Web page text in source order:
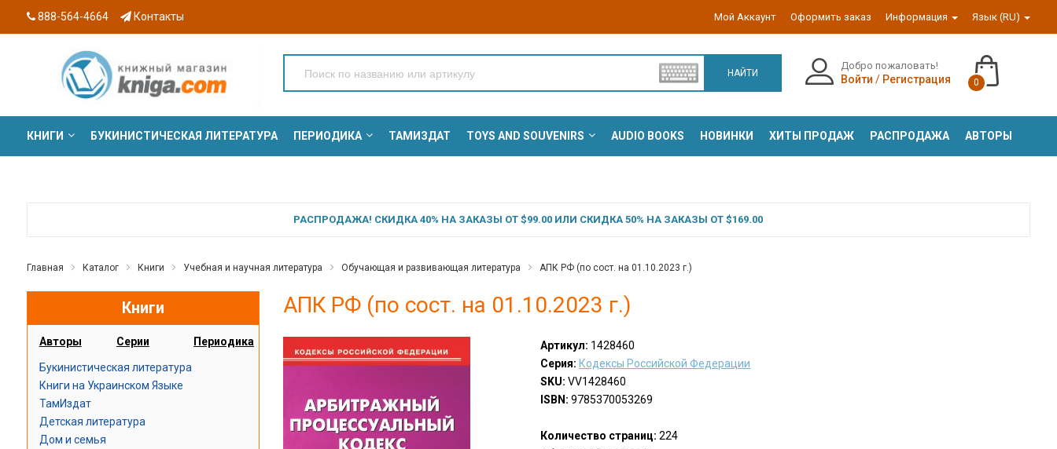
888-564-4664 Контакты Мой Аккаунт Оформить заказ Информация Язык (RU)
НАЙТИ
Добро пожаловать!
Войти / Регистрация 0
КНИГИ БУКИНИСТИЧЕСКАЯ ЛИТЕРАТУРА ПЕРИОДИКА ТАМИЗДАТ TOYS AND SOUVENIRS AUDIO BOOKS НОВИНКИ ХИТЫ ПРОДАЖ РАСПРОДАЖА АВТОРЫ
РАСПРОДАЖА! СКИДКА 40% НА ЗАКАЗЫ ОТ $99.00 ИЛИ СКИДКА 50% НА ЗАКАЗЫ ОТ $169.00
Главная Каталог Книги Учебная и научная литература Обучающая и развивающая литература АПК РФ (по сост. на 01.10.2023 г.)
Книги
Авторы Серии Периодика
Букинистическая литература
Книги на Украинском Языке
ТамИздат
Детская литература
Дом и семья
АПК РФ (по сост. на 01.10.2023 г.)
Артикул: 1428460
Серия: Кодексы Российской Федерации
SKU: VV1428460
ISBN: 9785370053269
Количество страниц: 224